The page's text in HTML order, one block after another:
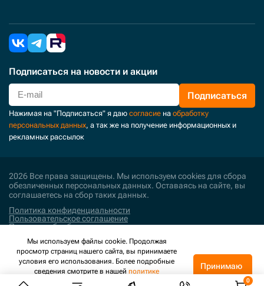
Подписаться на новости и акции
Подписаться
Нажимая на "Подписаться" я даю согласие на обработку
персональных данных, а так же на получение информационных и
рекламных рассылок
2026 Все права защищены. Мы используем cookies для сбора
обезличенных персональных данных. Оставаясь на сайте, вы
соглашаетесь на сбор таких данных.
Политика конфиденциальности
Пользовательское соглашение
Политика обработки персональных данных
Поддержка и развитие
Мы используем файлы cookie. Продолжая
просмотр страниц нашего сайта, вы принимаете
условия его использования. Более подробные
сведения смотрите в нашей политике
конфиденциальности.
Принимаю